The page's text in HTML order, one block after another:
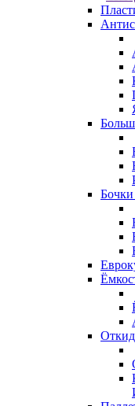
Бочки